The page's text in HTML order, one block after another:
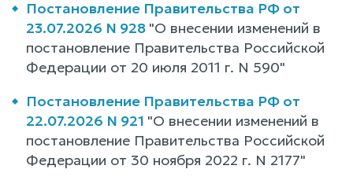
Постановление Правительства РФ от
23.07.2026 N 928 "О внесении изменений в
постановление Правительства Российской
Федерации от 20 июля 2011 г. N 590"
Постановление Правительства РФ от
22.07.2026 N 921 "О внесении изменений в
постановление Правительства Российской
Федерации от 30 ноября 2022 г. N 2177"